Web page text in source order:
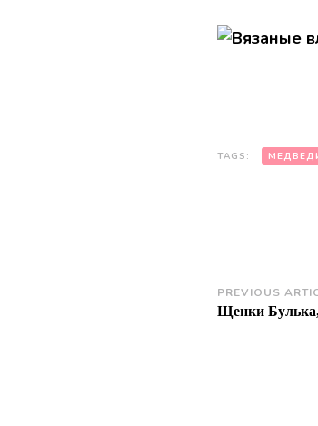
TAGS:
Post
PREVIOUS
Щенки